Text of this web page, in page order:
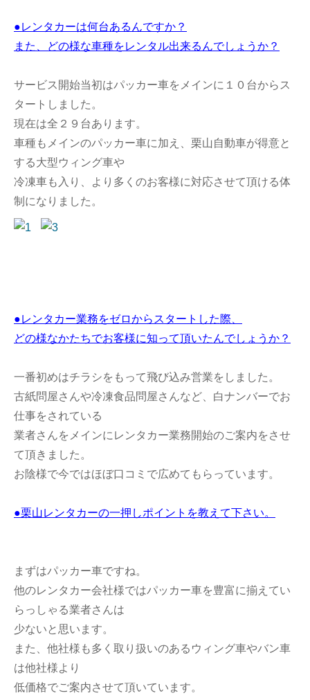
●レンタカーは何台あるんですか？
また、どの様な車種をレンタル出来るんでしょうか？
サービス開始当初はパッカー車をメインに１０台からス
タートしました。
現在は全２９台あります。
車種もメインのパッカー車に加え、栗山自動車が得意と
する大型ウィング車や
冷凍車も入り、より多くのお客様に対応させて頂ける体
制になりました。
●レンタカー業務をゼロからスタートした際、
どの様なかたちでお客様に知って頂いたんでしょうか？
一番初めはチラシをもって飛び込み営業をしました。
古紙問屋さんや冷凍食品問屋さんなど、白ナンバーでお
仕事をされている
業者さんをメインにレンタカー業務開始のご案内をさせ
て頂きました。
お陰様で今ではほぼ口コミで広めてもらっています。
●栗山レンタカーの一押しポイントを教えて下さい。
まずはパッカー車ですね。
他のレンタカー会社様ではパッカー車を豊富に揃えてい
らっしゃる業者さんは
少ないと思います。
また、他社様も多く取り扱いのあるウィング車やバン車
は他社様より
低価格でご案内させて頂いています。